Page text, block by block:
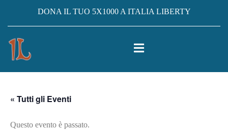
DONA IL TUO 5X1000 A ITALIA LIBERTY
« Tutti gli Eventi
Questo evento è passato.